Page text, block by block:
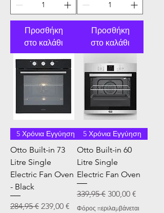
Προσθήκη
στο καλάθι
Προσθήκη
στο καλάθι
5 Χρόνια Εγγύηση & 2 Χρόνια Batt
Otto Built-in 73
Litre Single
Electric Fan Oven
- Black
Κανονική τιμή
284,95 € Τιμή Έκπτωσης
239,00 €
5 Χρόνια Εγγύηση
Otto Built-in 60
Litre Single
Electric Fan Oven
Κανονική τιμή
339,95 € Τιμή Έκπτωσης
300,00 €
Φόρος περιλαμβάνεται